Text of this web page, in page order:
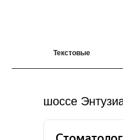
Текстовые
шоссе
Майкла Лунна, 8
Ул. Майкла Лунна
Пн-вс: 09:00–21:00*